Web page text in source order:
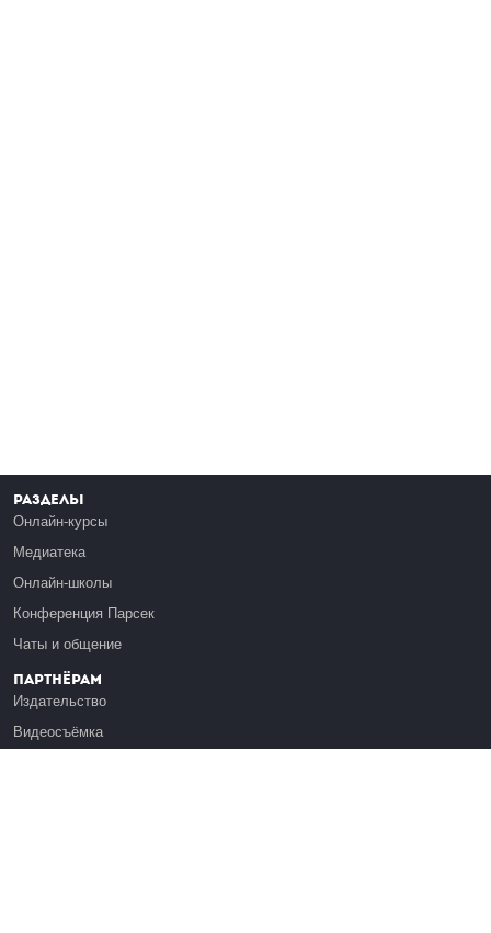
Разделы
Онлайн-курсы
Медиатека
Онлайн-школы
Конференция Парсек
Чаты и общение
Партнёрам
Издательство
Видеосъёмка